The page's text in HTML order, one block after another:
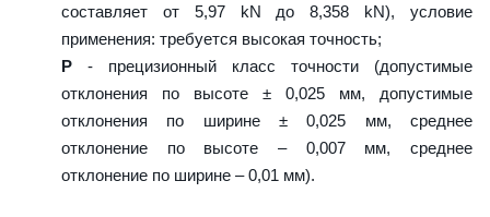
составляет от 5,97 kN до 8,358 kN), условие
применения: требуется высокая точность;
P - прецизионный класс точности (допустимые
отклонения по высоте ± 0,025 мм, допустимые
отклонения по ширине ± 0,025 мм, среднее
отклонение по высоте – 0,007 мм, среднее
отклонение по ширине – 0,01 мм).